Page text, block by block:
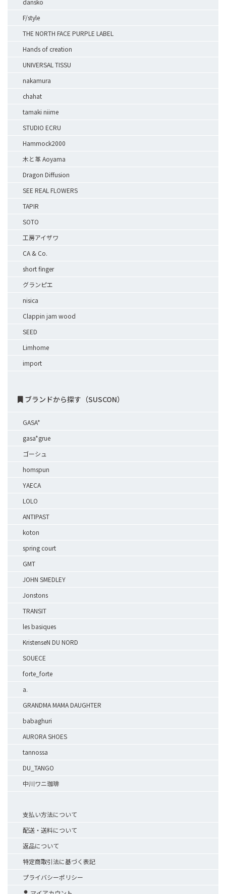
dansko
F/style
THE NORTH FACE PURPLE LABEL
Hands of creation
UNIVERSAL TISSU
nakamura
chahat
tamaki niime
STUDIO ECRU
Hammock2000
木と革 Aoyama
Dragon Diffusion
SEE REAL FLOWERS
TAPIR
SOTO
工房アイザワ
CA & Co.
short finger
グランピエ
nisica
Clappin jam wood
SEED
Limhome
import
ブランドから探す（SUSCON）
GASA*
gasa*grue
ゴーシュ
homspun
YAECA
LOLO
ANTIPAST
koton
spring court
GMT
JOHN SMEDLEY
Jonstons
TRANSIT
les basiques
KristenseN DU NORD
SOUECE
forte_forte
a.
GRANDMA MAMA DAUGHTER
babaghuri
AURORA SHOES
tannossa
DU_TANGO
中川ワニ珈琲
支払い方法について
配送・送料について
返品について
特定商取引法に基づく表記
プライバシーポリシー